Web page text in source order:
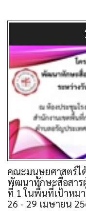
คณะมนุษยศาสตร์ได้
พัฒนาทักษะสื่อสารผู้
ที่ 1 ในพื้นที่เป้าหม
26 - 29 เมษายน